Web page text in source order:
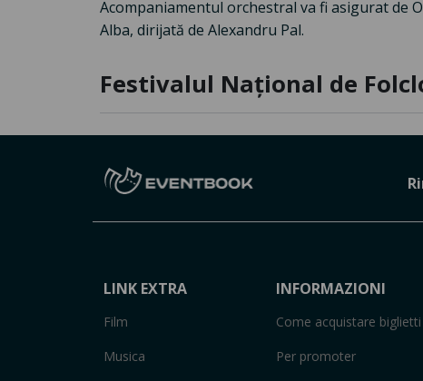
Acompaniamentul orchestral va fi asigurat de
Alba, dirijată de Alexandru Pal.
Festivalul Național de
LINK EXTRA
Film
Musica
INFORMAZIONI
Come acquistare biglietti
Per promoter